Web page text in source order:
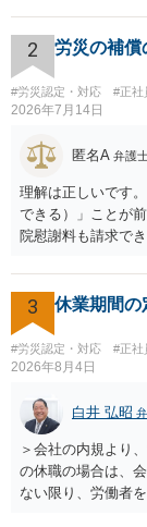
実地指導をしてい
で、指示が無けれ
となるでしょう。
2 労災の補償
#労災認定・対応 #正社
2026年7月14日
匿名A 弁護
理解は正しいです
できる）」ことが
院慰謝料も請求で
後遺障害慰謝料も
収入、年齢等で大
ん。 弁護士に依頼
いてみるしかあり
方式と着手金ゼロ
弁護士に直接面談
3 休業期間の
#労災認定・対応 #正社
2026年8月4日
白井 弘昭
＞会社の内規より
の休職の場合は、
ない限り、労働者